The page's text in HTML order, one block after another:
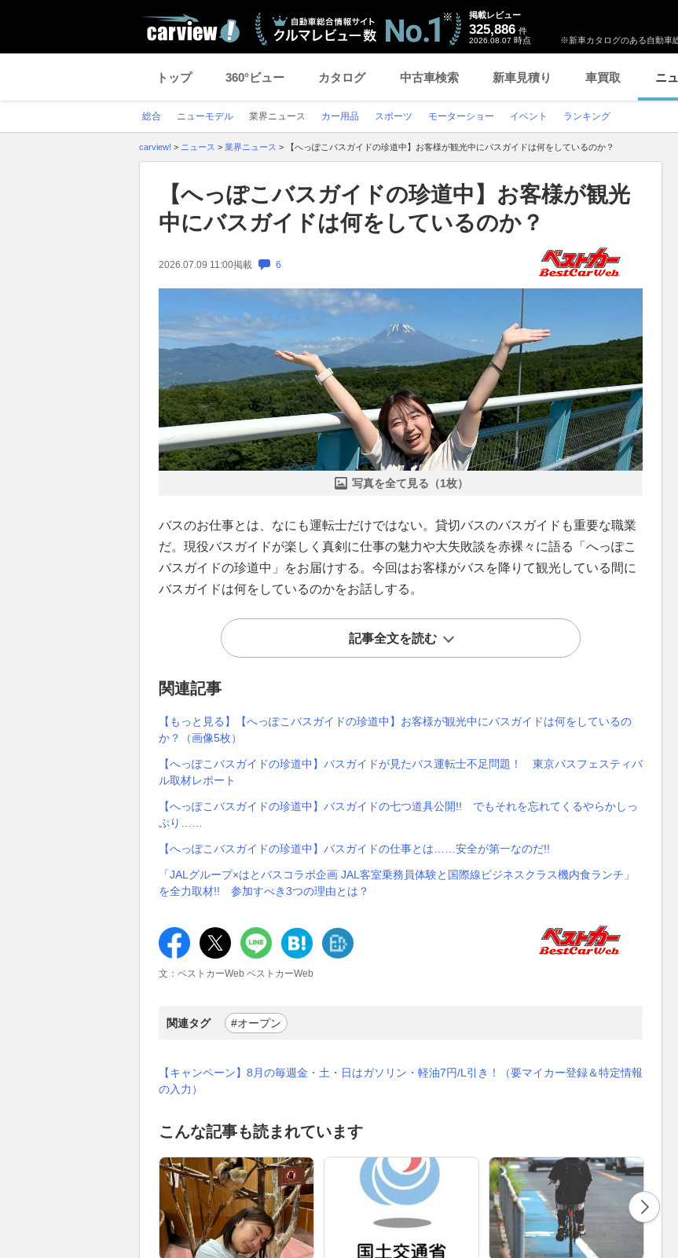
※新車カタログのある自動車
掲載レビュー
325,886 件
2026.08.07 時点
トップ 360°ビュー カタログ 中古車検索 新車見積り 車買取 ニ
総合 ニューモデル 業界ニュース カー用品 スポーツ モーターショー イベント ランキング
carview! > ニュース > 業界ニュース > 【へっぽこバスガイドの珍道中】お客様が観光中にバスガイドは何をしているのか？
【へっぽこバスガイドの珍道中】お客様が観光
中にバスガイドは何をしているのか？
2026.07.09 11:00掲載 6
写真を全て見る（1枚）
バスのお仕事とは、なにも運転士だけではない。貸切バスのバスガイドも重要な職業
だ。現役バスガイドが楽しく真剣に仕事の魅力や大失敗談を赤裸々に語る「へっぽこ
バスガイドの珍道中」をお届けする。今回はお客様がバスを降りて観光している間に
バスガイドは何をしているのかをお話しする。
記事全文を読む
関連記事
【もっと見る】【へっぽこバスガイドの珍道中】お客様が観光中にバスガイドは何をしているの
か？（画像5枚）
【へっぽこバスガイドの珍道中】バスガイドが見たバス運転士不足問題！ 東京バスフェスティバ
ル取材レポート
【へっぽこバスガイドの珍道中】バスガイドの七つ道具公開!! でもそれを忘れてくるやらかしっ
ぷり……
【へっぽこバスガイドの珍道中】バスガイドの仕事とは……安全が第一なのだ!!
「JALグループ×はとバスコラボ企画 JAL客室乗務員体験と国際線ビジネスクラス機内食ランチ」
を全力取材!! 参加すべき3つの理由とは？
文：ベストカーWeb ベストカーWeb
関連タグ #オープン
【キャンペーン】8月の毎週金・土・日はガソリン・軽油7円/L引き！（要マイカー登録＆特定情報
の入力）
こんな記事も読まれています